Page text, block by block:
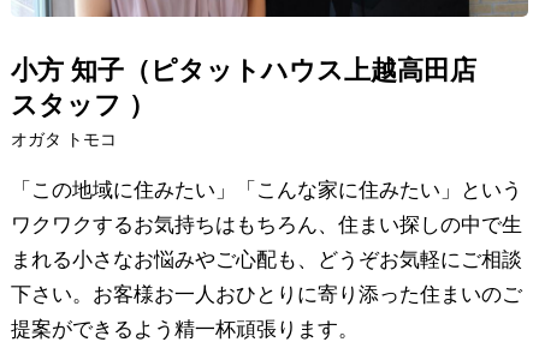
小方 知子（ピタットハウス上越高田店
スタッフ ）
オガタ トモコ
「この地域に住みたい」「こんな家に住みたい」という
ワクワクするお気持ちはもちろん、住まい探しの中で生
まれる小さなお悩みやご心配も、どうぞお気軽にご相談
下さい。お客様お一人おひとりに寄り添った住まいのご
提案ができるよう精一杯頑張ります。